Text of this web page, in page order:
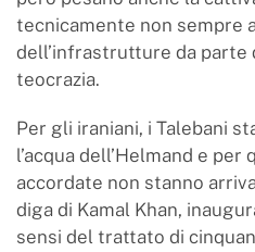
tecnicamente non sempre
dell’infrastrutture da parte
teocrazia.
Per gli iraniani, i Talebani
l’acqua dell’Helmand e
accordate non stanno
diga di Kamal Khan,
sensi del trattato di